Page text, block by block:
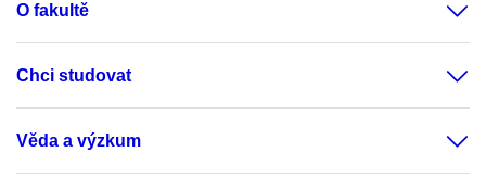
O fakultě
Chci studovat
Věda a výzkum